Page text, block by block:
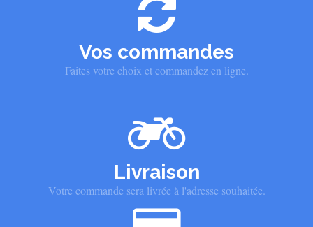
Vos commandes
Faites votre choix et commandez en ligne.
Livraison
Votre commande sera livrée à l'adresse souhaitée.